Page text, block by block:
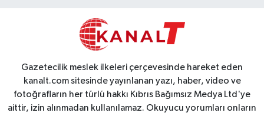
Gazetecilik meslek ilkeleri çerçevesinde hareket eden
kanalt.com sitesinde yayınlanan yazı, haber, video ve
fotoğrafların her türlü hakkı Kıbrıs Bağımsız Medya Ltd'ye
aittir, izin alınmadan kullanılamaz. Okuyucu yorumları onların